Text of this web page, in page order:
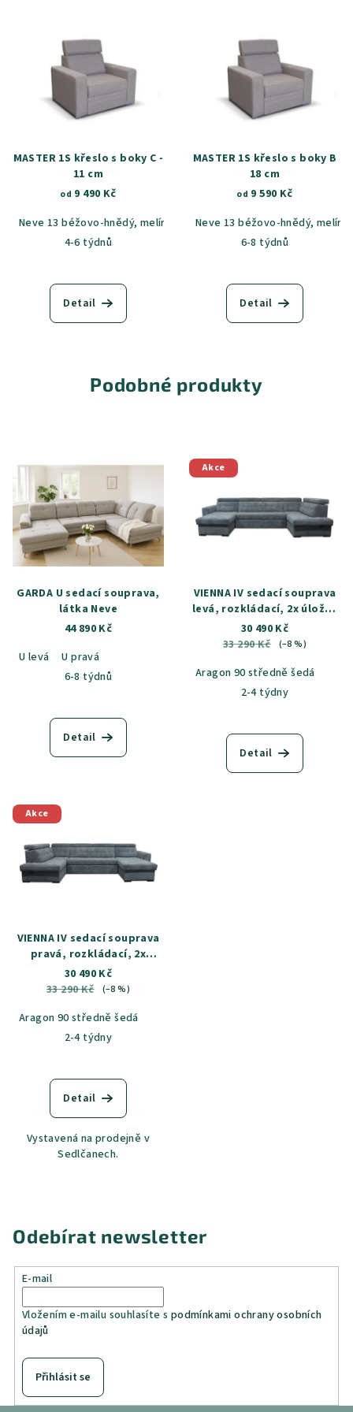
MASTER 1S křeslo s boky C -
11 cm
od 9 490 Kč
Neve 13 béžovo-hnědý, melír
Neve 90 šedá, melír Castel 59
4-6 týdnů
Detail
MASTER 1S křeslo s boky B
18 cm
od 9 590 Kč
Neve 13 béžovo-hnědý, melír
6-8 týdnů
Detail
Podobné produkty
GARDA U sedací souprava,
látka Neve
44 890 Kč
U levá
U pravá
6-8 týdnů
Detail
Akce
VIENNA IV sedací souprava
levá, rozkládací, 2x úložný
prostor, látka Aragon 90
30 490 Kč
33 290 Kč
(–8 %)
Aragon 90 středně šedá
2-4 týdny
Detail
Akce
VIENNA IV sedací souprava
pravá, rozkládací, 2x
úložný prostor, látka
Aragon 90
30 490 Kč
33 290 Kč
(–8 %)
Aragon 90 středně šedá
2-4 týdny
Detail
Vystavená na prodejně v
Sedlčanech.
Odebírat newsletter
E-mail
Vložením e-mailu souhlasíte s podmínkami ochrany osobních
údajů
Přihlásit se